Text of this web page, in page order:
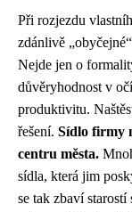
Při rozjezdu
zdánlivě
Nejde jen o
důvěryhodnost v
produktivitu.
řešení. Sídlo firmy
centru města.
sídla, která jim
se tak zbaví